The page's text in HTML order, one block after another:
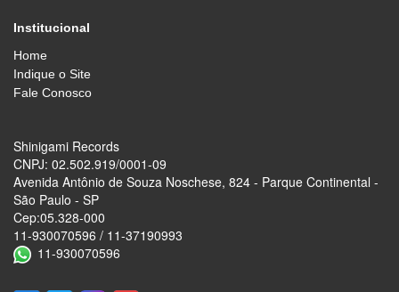
Institucional
Home
Indique o Site
Fale Conosco
Shinigami Records
CNPJ: 02.502.919/0001-09
Avenida Antônio de Souza Noschese, 824 - Parque Continental -
São Paulo - SP
Cep:05.328-000
11-930070596 / 11-37190993
11-930070596